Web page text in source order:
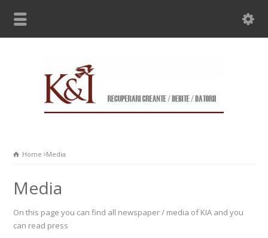
Home Media
Media
On this page you can find all newspaper / media of KIA and you
can read press